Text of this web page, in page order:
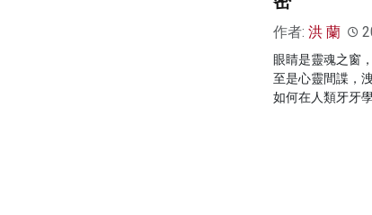
作者: 洪 蘭
眼睛是靈魂之窗
至是心靈間諜，
如何在人類牙牙